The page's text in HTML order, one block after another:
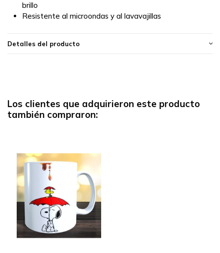
brillo
Resistente al microondas y al lavavajillas
Detalles del producto
Los clientes que adquirieron este producto
también compraron: